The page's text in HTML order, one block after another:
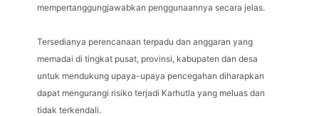
mempertanggungjawabkan penggunaannya secara jelas.
Tersedianya perencanaan terpadu dan anggaran yang
memadai di tingkat pusat, provinsi, kabupaten dan desa
untuk mendukung upaya-upaya pencegahan diharapkan
dapat mengurangi risiko terjadi Karhutla yang meluas dan
tidak terkendali.